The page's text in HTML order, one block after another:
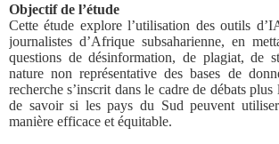
Objectif de l’étude
Cette étude explore l’utilisation des outils
journalistes d’Afrique subsaharienne, en
questions de désinformation, de plagiat, de
nature non représentative des bases de
recherche s’inscrit dans le cadre de débats
de savoir si les pays du Sud peuvent
manière efficace et équitable.